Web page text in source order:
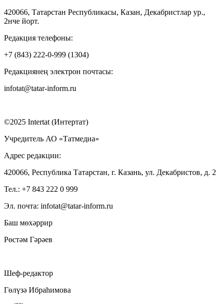
420066, Татарстан Республикасы, Казан, Декабристлар ур.,
2нче йорт.
Редакция телефоны:
+7 (843) 222-0-999 (1304)
Редакциянең электрон почтасы:
infotat@tatar-inform.ru
©2025 Intertat (Интертат)
Учредитель АО «Татмедиа»
Адрес редакции:
420066, Республика Татарстан, г. Казань, ул. Декабристов, д. 2
Тел.: +7 843 222 0 999
Эл. почта: infotat@tatar-inform.ru
Баш мөхәррир
Рөстәм Гәрәев
Шеф-редактор
Гөлүзә Ибраһимова